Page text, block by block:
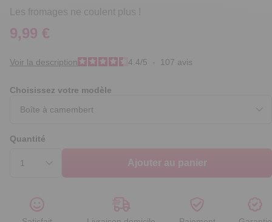
Les fromages ne coulent plus !
9,99 €
Voir la description 4.4/5 - 107 avis
Choisissez votre modèle
Quantité
Ajouter au panier